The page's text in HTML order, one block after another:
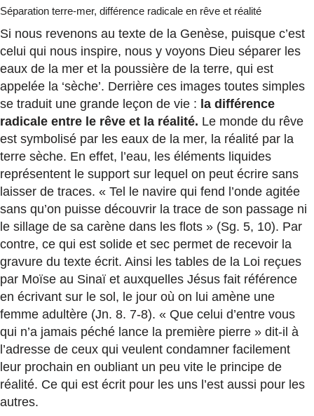
Séparation terre-mer, différence radicale en rêve et réalité
Si nous revenons au texte de la Genèse, puisque c’est
celui qui nous inspire, nous y voyons Dieu séparer les
eaux de la mer et la poussière de la terre, qui est
appelée la ‘sèche’. Derrière ces images toutes simples
se traduit une grande leçon de vie : la différence
radicale entre le rêve et la réalité. Le monde du rêve
est symbolisé par les eaux de la mer, la réalité par la
terre sèche. En effet, l’eau, les éléments liquides
représentent le support sur lequel on peut écrire sans
laisser de traces. « Tel le navire qui fend l’onde agitée
sans qu’on puisse découvrir la trace de son passage ni
le sillage de sa carène dans les flots » (Sg. 5, 10). Par
contre, ce qui est solide et sec permet de recevoir la
gravure du texte écrit. Ainsi les tables de la Loi reçues
par Moïse au Sinaï et auxquelles Jésus fait référence
en écrivant sur le sol, le jour où on lui amène une
femme adultère (Jn. 8. 7-8). « Que celui d’entre vous
qui n’a jamais péché lance la première pierre » dit-il à
l’adresse de ceux qui veulent condamner facilement
leur prochain en oubliant un peu vite le principe de
réalité. Ce qui est écrit pour les uns l’est aussi pour les
autres.